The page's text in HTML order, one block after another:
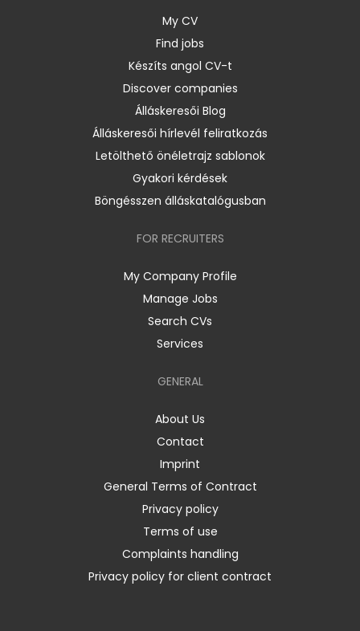
My CV
Find jobs
Készíts angol CV-t
Discover companies
Álláskeresői Blog
Álláskeresői hírlevél feliratkozás
Letölthető önéletrajz sablonok
Gyakori kérdések
Böngésszen álláskatalógusban
FOR RECRUITERS
My Company Profile
Manage Jobs
Search CVs
Services
GENERAL
About Us
Contact
Imprint
General Terms of Contract
Privacy policy
Terms of use
Complaints handling
Privacy policy for client contract